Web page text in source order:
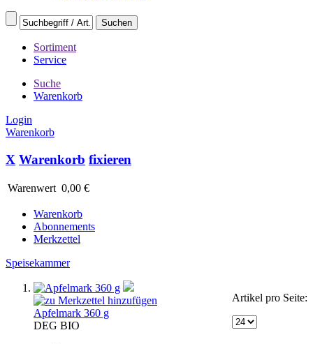
Sortiment
Service
Suche
Warenkorb
Login
Warenkorb
X Warenkorb fixieren
Warenwert 0,00 €
Warenkorb
Abonnements
Merkzettel
Speisekammer
Artikel pro Seite:
Apfelmark 360 g
DEG BIO